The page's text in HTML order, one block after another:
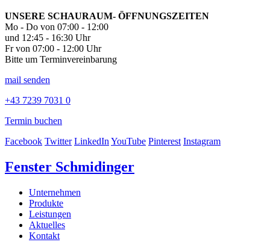
UNSERE SCHAURAUM- ÖFFNUNGSZEITEN
Mo - Do von 07:00 - 12:00
und 12:45 - 16:30 Uhr
Fr von 07:00 - 12:00 Uhr
Bitte um Terminvereinbarung
mail senden
+43 7239 7031 0
Termin buchen
Facebook Twitter LinkedInYouTube Pinterest Instagram
Fenster Schmidinger
Unternehmen
Produkte
Leistungen
Aktuelles
Kontakt